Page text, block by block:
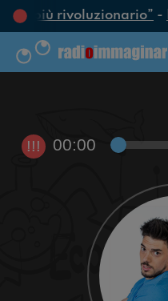
più rivoluzionario”-
!!! 00:00